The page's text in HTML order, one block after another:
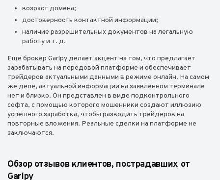
возраст домена;
достоверность контактной информации;
наличие разрешительных документов на легальную
работу и т. д.
Еще брокер Garlpy делает акцент на том, что предлагает
зарабатывать на передовой платформе и обеспечивает
трейдеров актуальными данными в режиме онлайн. На самом
же деле, актуальной информации на заявленном терминале
нет и близко. Он представлен в виде подконтрольного
софта, с помощью которого мошенники создают иллюзию
успешного заработка, чтобы разводить трейдеров на
повторные вложения. Реальные сделки на платформе не
заключаются.
Обзор отзывов клиентов, пострадавших от
Garlpy